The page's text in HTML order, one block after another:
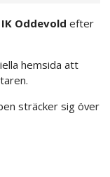
IK Oddevold efter
hemsida att
sträcker sig över